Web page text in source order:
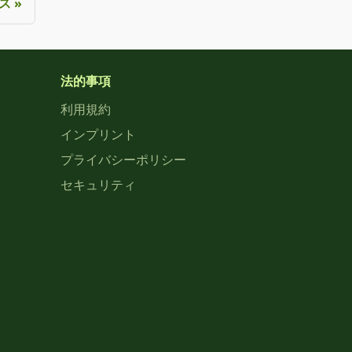
法的事項
利用規約
インプリント
プライバシーポリシー
セキュリティ